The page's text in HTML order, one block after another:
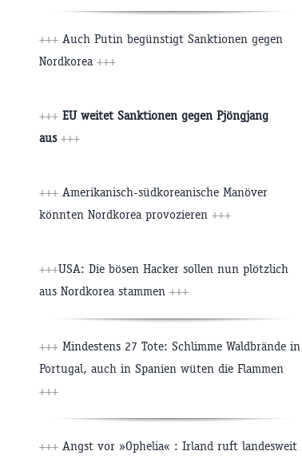
+++ Auch Putin begünstigt Sanktionen gegen
Nordkorea +++
+++ EU weitet Sanktionen gegen Pjöngjang
aus +++
+++ Amerikanisch-südkoreanische Manöver
könnten Nordkorea provozieren +++
+++USA: Die bösen Hacker sollen nun plötzlich
aus Nordkorea stammen +++
+++ Mindestens 27 Tote: Schlimme Waldbrände in
Portugal, auch in Spanien wüten die Flammen
+++
+++ Angst vor »Ophelia« : Irland ruft landesweit